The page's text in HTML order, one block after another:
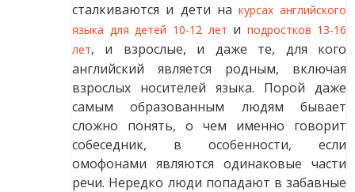
сталкиваются и дети накурсах английского
языка для детей 10-12 лет и подростков 13-16
лет, и взрослые, и даже те, для кого
английский является родным, включая
взрослых носителей языка. Порой даже
самым образованным людям бывает
сложно понять, о чем именно говорит
собеседник, в особенности, если
омофонами являются одинаковые части
речи. Нередко люди попадают в забавные